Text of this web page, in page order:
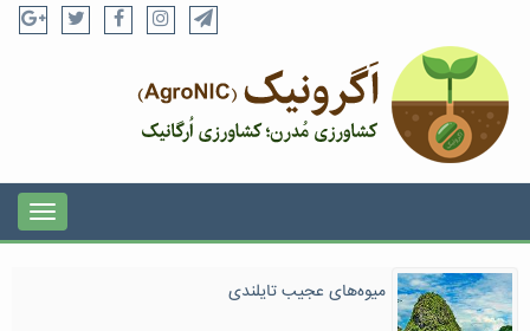
میوه‌های عجیب تایلندی